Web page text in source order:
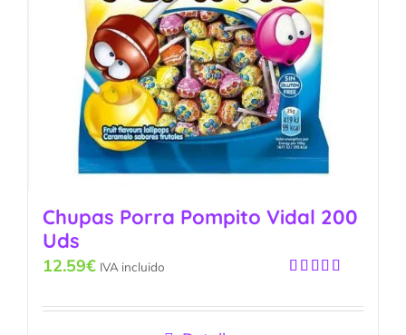
Chupas Porra Pompito Vidal 200
Uds
de 5
12.59€ IVA incluido